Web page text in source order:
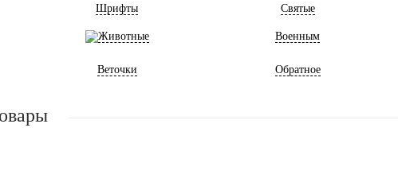
Шрифты Святые
Животные Военным
Веточки Обратное